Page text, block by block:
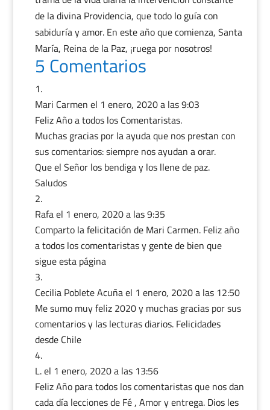
de la divina Providencia, que todo lo guía con
sabiduría y amor. En este año que comienza, Santa
María, Reina de la Paz, ¡ruega por nosotros!
5 Comentarios
Mari Carmen el 1 enero, 2020 a las 9:03
Feliz Año a todos los Comentaristas.
Muchas gracias por la ayuda que nos prestan con
sus comentarios: siempre nos ayudan a orar.
Que el Señor los bendiga y los llene de paz.
Saludos
Rafael 1 enero, 2020 a las 9:35
Comparto la felicitación de Mari Carmen. Feliz año
a todos los comentaristas y gente de bien que
sigue esta página
Cecilia Poblete Acuñael 1 enero, 2020 a las 12:50
Me sumo muy feliz 2020 y muchas gracias por sus
comentarios y las lecturas diarios. Felicidades
desde Chile
L.el 1 enero, 2020 a las 13:56
Feliz Año para todos los comentaristas que nos dan
cada día lecciones de Fé , Amor y entrega. Dios les